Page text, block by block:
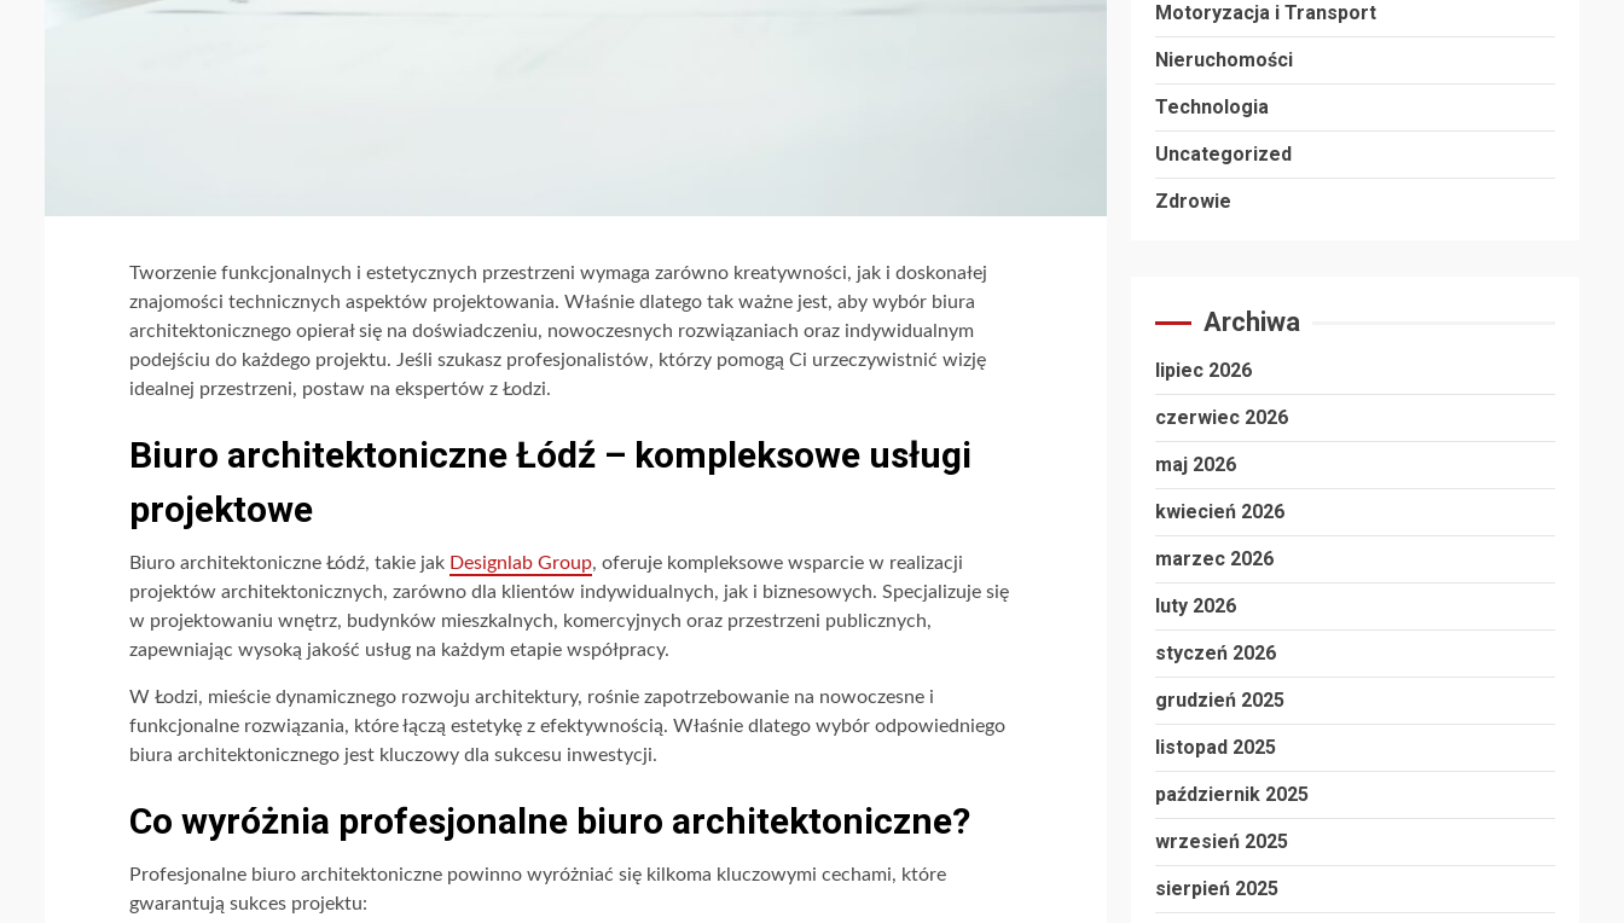
Tworzenie funkcjonalnych i estetycznych przestrzeni wymaga zarówno kreatywności, jak i doskonałej
znajomości technicznych aspektów projektowania. Właśnie dlatego tak ważne jest, aby wybór biura
architektonicznego opierał się na doświadczeniu, nowoczesnych rozwiązaniach oraz indywidualnym
podejściu do każdego projektu. Jeśli szukasz profesjonalistów, którzy pomogą Ci urzeczywistnić wizję
idealnej przestrzeni, postaw na ekspertów z Łodzi.
Biuro architektoniczne Łódź – kompleksowe usługi
projektowe
Biuro architektoniczne Łódź, takie jak Designlab Group, oferuje kompleksowe wsparcie w realizacji
projektów architektonicznych, zarówno dla klientów indywidualnych, jak i biznesowych. Specjalizuje się
w projektowaniu wnętrz, budynków mieszkalnych, komercyjnych oraz przestrzeni publicznych,
zapewniając wysoką jakość usług na każdym etapie współpracy.
W Łodzi, mieście dynamicznego rozwoju architektury, rośnie zapotrzebowanie na nowoczesne i
funkcjonalne rozwiązania, które łączą estetykę z efektywnością. Właśnie dlatego wybór odpowiedniego
biura architektonicznego jest kluczowy dla sukcesu inwestycji.
Co wyróżnia profesjonalne biuro architektoniczne?
Profesjonalne biuro architektoniczne powinno wyróżniać się kilkoma kluczowymi cechami, które
gwarantują sukces projektu:
Motoryzacja i Transport
Nieruchomości
Technologia
Uncategorized
Zdrowie
Archiwa
lipiec 2026
czerwiec 2026
maj 2026
kwiecień 2026
marzec 2026
luty 2026
styczeń 2026
grudzień 2025
listopad 2025
październik 2025
wrzesień 2025
sierpień 2025